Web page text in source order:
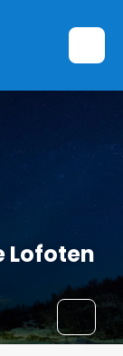
Lofoten